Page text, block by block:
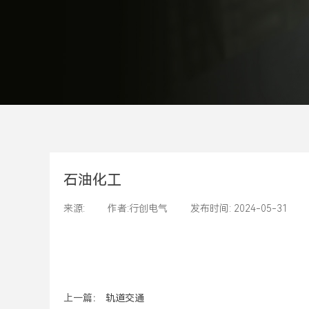
石油化工
来源: 作者:行创电气 发布时间: 2024-05-31
上一篇： 轨道交通